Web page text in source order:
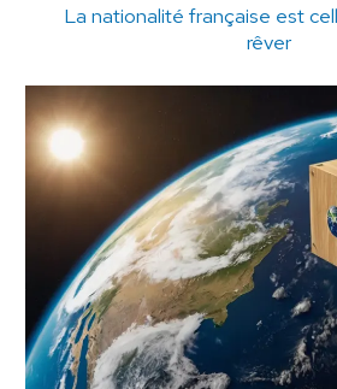
La nationalité française est
rêver